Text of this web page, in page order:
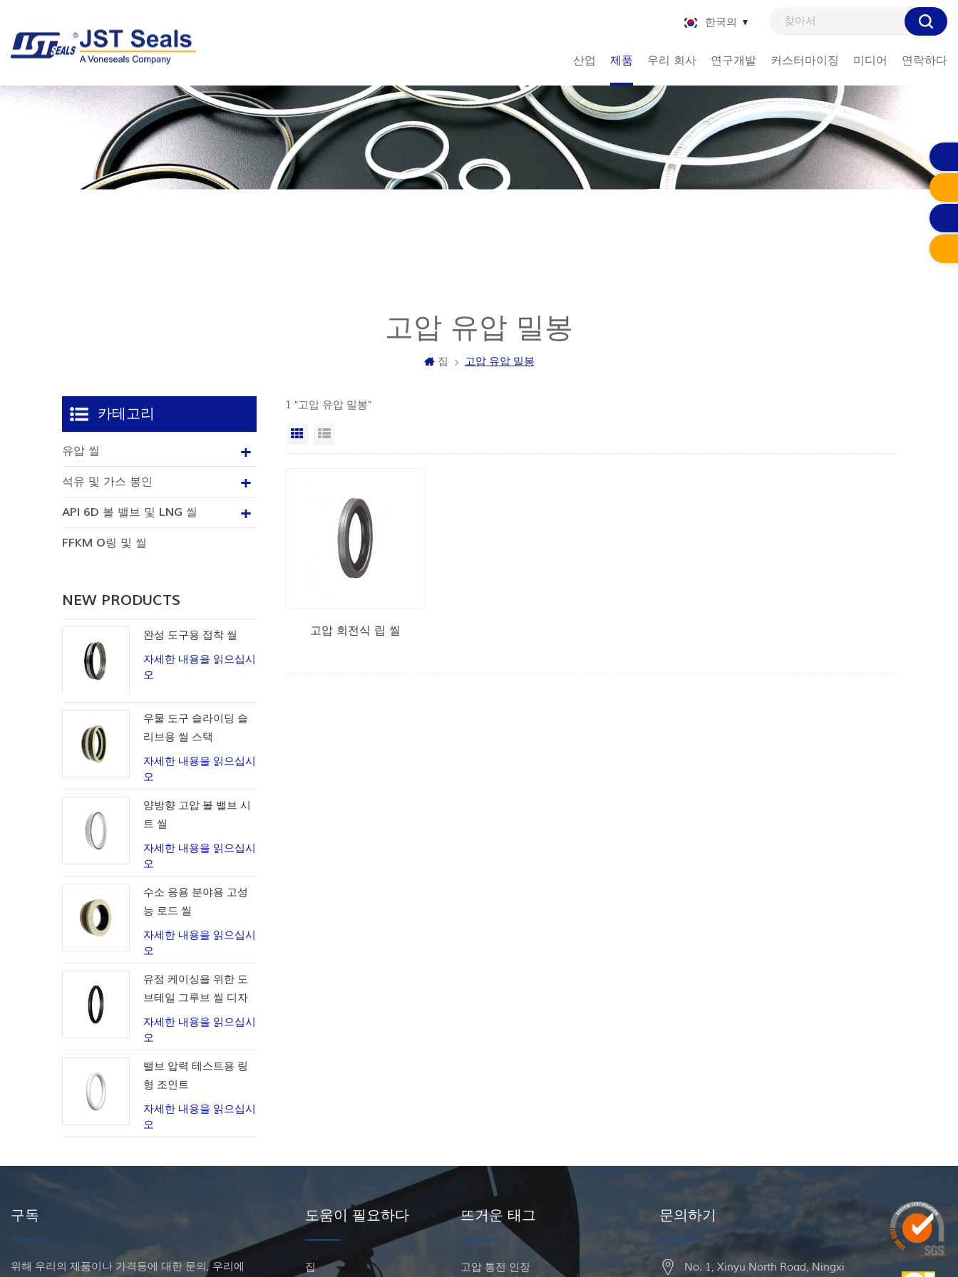
한국의
산업 제품 우리 회사 연구개발 커스터마이징 미디어 연락하다
고압 유압 밀봉
집 고압 유압 밀봉
1 "고압 유압 밀봉"
격자보기
고압 회전식 립 씰
카테고리
유압 씰
석유 및 가스 봉인
API 6D 볼 밸브 및 LNG 씰
FFKM O링 및 씰
NEW PRODUCTS
완성 도구용 접착 씰
자세한 내용을 읽으십시
오
우물 도구 슬라이딩 슬
리브용 씰 스택
자세한 내용을 읽으십시
오
양방향 고압 볼 밸브 시
트 씰
자세한 내용을 읽으십시
오
수소 응용 분야용 고성
능 로드 씰
자세한 내용을 읽으십시
오
유정 케이싱을 위한 도
브테일 그루브 씰 디자
인
자세한 내용을 읽으십시
오
밸브 압력 테스트용 링
형 조인트
자세한 내용을 읽으십시
오
구독
위해 우리의 제품이나 가격등에 대한 문의, 우리에
도움이 필요하다
집
뜨거운 태그
고압 통전 인장
문의하기
No. 1, Xinyu North Road, Ningxi